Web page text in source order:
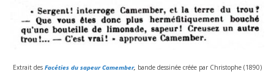
Extrait desFacéties du sapeur Camember, bande des­si­née créée par Christophe (1890)